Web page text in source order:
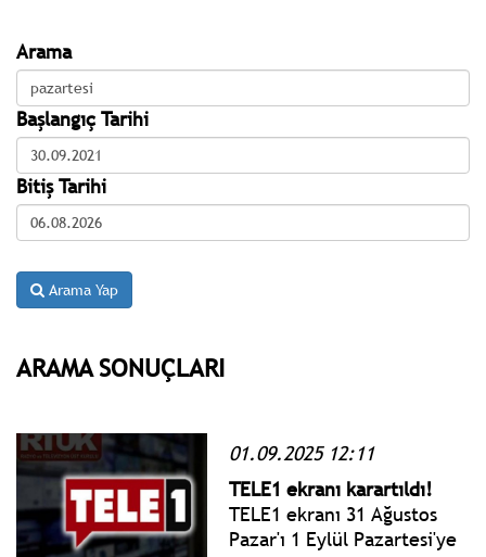
Arama
Başlangıç Tarihi
Bitiş Tarihi
Arama Yap
ARAMA SONUÇLARI
01.09.2025 12:11
TELE1 ekranı karartıldı!
TELE1 ekranı 31 Ağustos
Pazar'ı 1 Eylül Pazartesi'ye